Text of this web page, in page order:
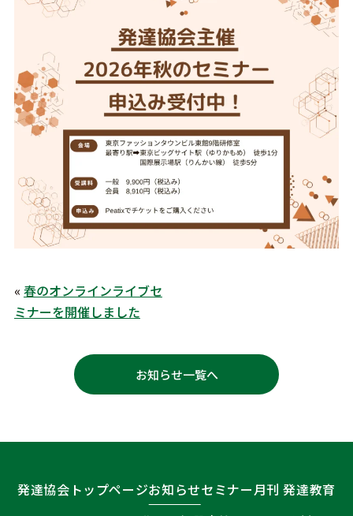
« 春のオンラインライブセ
ミナーを開催しました
お知らせ一覧へ
発達協会トップページお知らせセミナー月刊 発達教育